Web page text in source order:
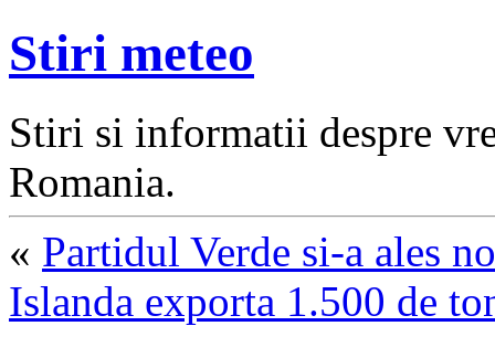
Stiri meteo
Stiri si informatii despre
Romania.
« Partidul Verde si-a ales
Islanda exporta 1.500 de